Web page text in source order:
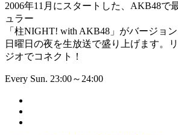
2006年11月にスタートした、AKB48で
ュラー
「柱NIGHT! with AKB48」がバージョン
日曜日の夜を生放送で盛り上げます。
ジオでコネクト！
Every Sun. 23:00～24:00